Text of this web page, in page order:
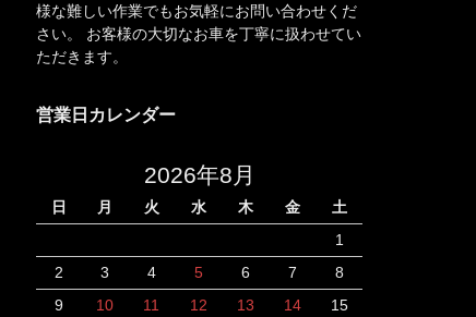
様な難しい作業でもお気軽にお問い合わせくだ
さい。 お客様の大切なお車を丁寧に扱わせてい
ただきます。
営業日カレンダー
2026年8月
日 月 火 水 木 金
土
1
2
3 4 5 6 7
8
9
10 11 12 13 14
15